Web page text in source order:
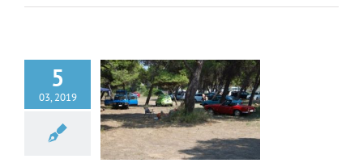
5
03, 2019
Πικ Νικ 2017